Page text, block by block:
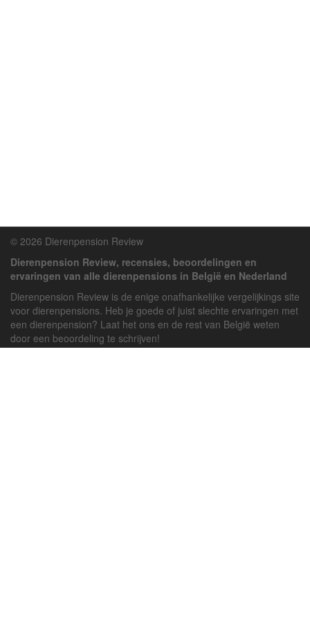
© 2026 Dierenpension Review
Dierenpension Review, recensies, beoordelingen en
ervaringen van alle dierenpensions in België en Nederland
Dierenpension Review is de enige onafhankelijke vergelijkings site
voor dierenpensions. Heb je goede of juist slechte ervaringen met
een dierenpension? Laat het ons en de rest van België weten
door een beoordeling te schrijven!